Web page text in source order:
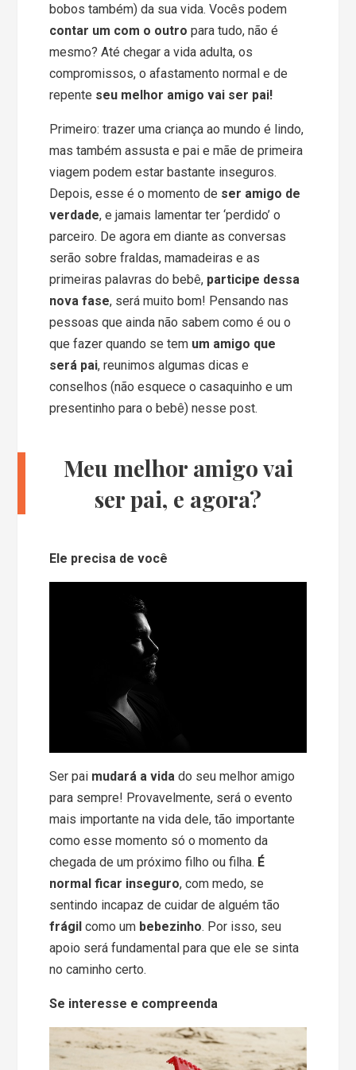
bobos também) da sua vida. Vocês podem
contar um com o outro para tudo, não é
mesmo? Até chegar a vida adulta, os
compromissos, o afastamento normal e de
repente seu melhor amigo vai ser pai!
Primeiro: trazer uma criança ao mundo é lindo,
mas também assusta e pai e mãe de primeira
viagem podem estar bastante inseguros.
Depois, esse é o momento de ser amigo de
verdade, e jamais lamentar ter ‘perdido’ o
parceiro. De agora em diante as conversas
serão sobre fraldas, mamadeiras e as
primeiras palavras do bebê, participe dessa
nova fase, será muito bom! Pensando nas
pessoas que ainda não sabem como é ou o
que fazer quando se tem um amigo que
será pai, reunimos algumas dicas e
conselhos (não esquece o casaquinho e um
presentinho para o bebê) nesse post.
Meu melhor amigo vai
ser pai, e agora?
Ele precisa de você
Ser pai mudará a vida do seu melhor amigo
para sempre! Provavelmente, será o evento
mais importante na vida dele, tão importante
como esse momento só o momento da
chegada de um próximo filho ou filha. É
normal ficar inseguro, com medo, se
sentindo incapaz de cuidar de alguém tão
frágil como um bebezinho. Por isso, seu
apoio será fundamental para que ele se sinta
no caminho certo.
Se interesse e compreenda